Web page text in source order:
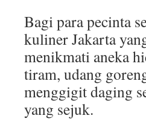
Bagi para pecinta
kuliner Jakarta
menikmati aneka
tiram, udang
menggigit daging
yang sejuk.